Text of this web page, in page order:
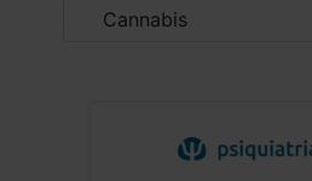
misma naturaleza,
que es el TDAH. Cierto es,
muchos intereses para